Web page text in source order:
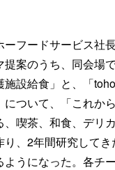
フードサービス社長
提案のうち、同会場
施設給食」と、「
ついて、「これか
、喫茶、和食、デリ
、2年間研究して
ようになった。各チ